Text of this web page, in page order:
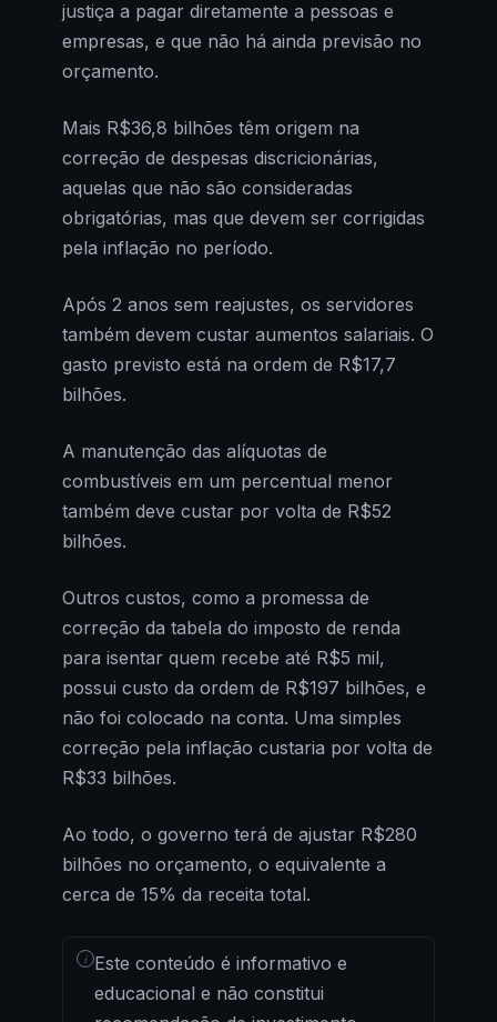
justiça a pagar diretamente a pessoas e
empresas, e que não há ainda previsão no
orçamento.
Mais R$36,8 bilhões têm origem na
correção de despesas discricionárias,
aquelas que não são consideradas
obrigatórias, mas que devem ser corrigidas
pela inflação no período.
Após 2 anos sem reajustes, os servidores
também devem custar aumentos salariais. O
gasto previsto está na ordem de R$17,7
bilhões.
A manutenção das alíquotas de
combustíveis em um percentual menor
também deve custar por volta de R$52
bilhões.
Outros custos, como a promessa de
correção da tabela do imposto de renda
para isentar quem recebe até R$5 mil,
possui custo da ordem de R$197 bilhões, e
não foi colocado na conta. Uma simples
correção pela inflação custaria por volta de
R$33 bilhões.
Ao todo, o governo terá de ajustar R$280
bilhões no orçamento, o equivalente a
cerca de 15% da receita total.
i Este conteúdo é informativo e
educacional e não constitui